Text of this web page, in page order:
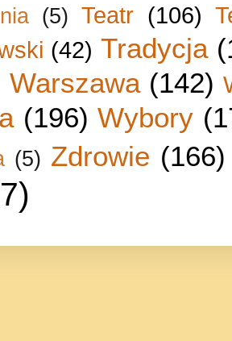
(5) Teatr (106)
(42) Tradycja
Warszawa (142)
(196) Wybory
(5) Zdrowie (166)